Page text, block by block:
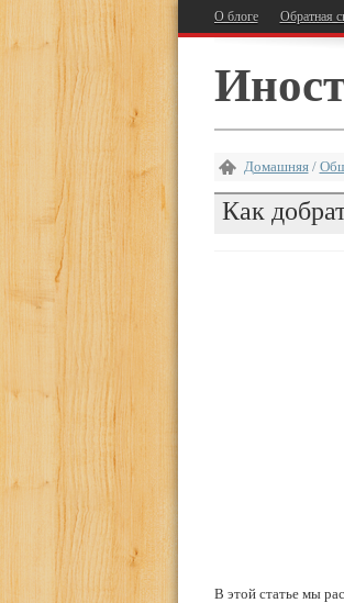
О блоге Обратная
Домашняя/
Как
В этой статье мы